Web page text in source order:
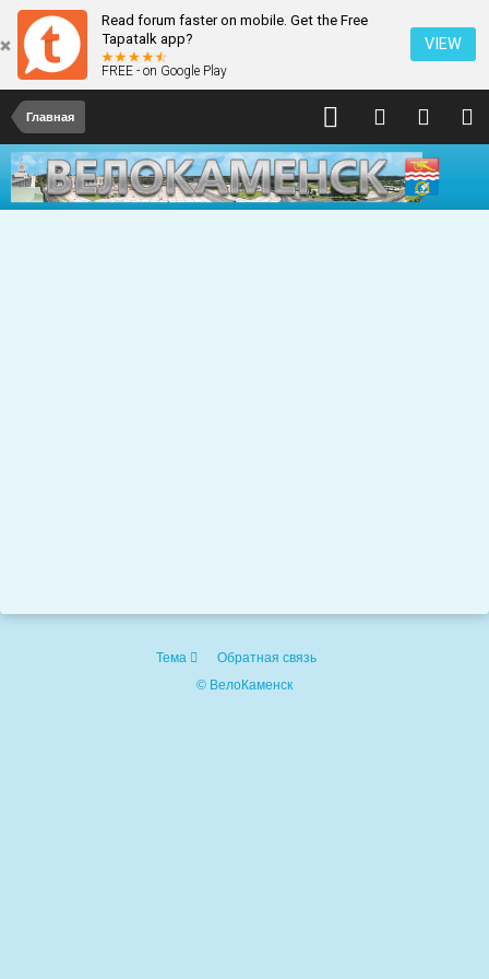
Read forum faster on mobile. Get the Free
Tapatalk app?
FREE - on Google Play
VIEW
Главная
Тема
Обратная связь
© ВелоКаменск